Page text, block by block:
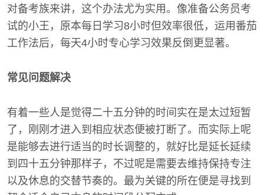
对备考族来讲，这个办法尤为实用。像准备公务员考
试的小王，原本每日学习8小时但效率很低，运用番茄
工作法后，每天4小时专心学习效果反倒更显著。
常见问题解决
有着一些人是觉得二十五分钟的时间实在是太过短暂
了，刚刚才进入到相应状态便被打断了。而实际上呢
是能够去进行适当的时长调整的，就好比是延长延续
到四十五分钟那样子，不过呢是需要去维持保持专注
以及休息的交替节奏的。最为关键的所在便是寻找到